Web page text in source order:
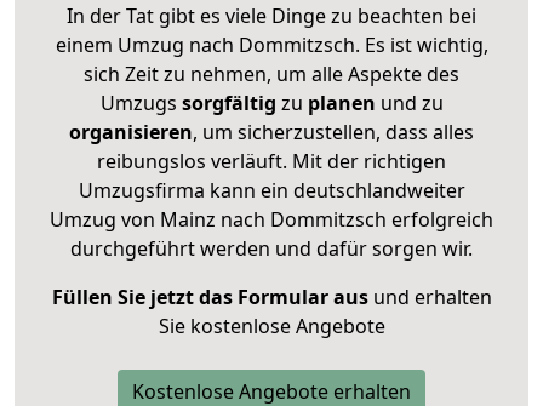
In der Tat gibt es viele Dinge zu beachten bei
einem Umzug nach Dommitzsch. Es ist wichtig,
sich Zeit zu nehmen, um alle Aspekte des
Umzugs sorgfältig zu planen und zu
organisieren, um sicherzustellen, dass alles
reibungslos verläuft. Mit der richtigen
Umzugsfirma kann ein deutschlandweiter
Umzug von Mainz nach Dommitzsch erfolgreich
durchgeführt werden und dafür sorgen wir.
Füllen Sie jetzt das Formular ausund erhalten
Sie kostenlose Angebote
Kostenlose Angebote erhalten